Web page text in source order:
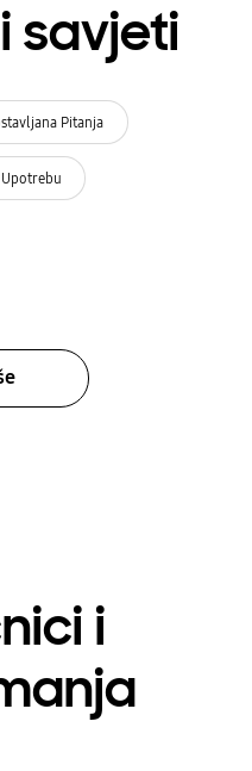
savjeti
Pitanja
i